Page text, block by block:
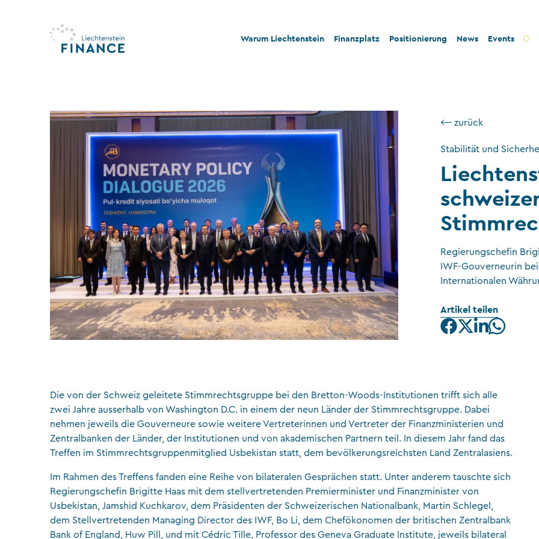
Warum Liechtenstein
Stabilität und Rechtssicherheit
Rechts- und Steuerkonformität
Nachhaltigkeit und Philanthropie
Stiftungswesen
Finanzplatz
Treuhandsektor
Vermögensverwaltung
Versicherungen
Gemeinnützige Stiftungen und Trusts
Wirtschaftsprüfung
VT-Dienstleistungen
Versicherungsvermittler
CFA Society Liechtenstein
Rechtsanwälte
Positionierung
Stabilität und Sicherheit
Konformität
Nachhaltigkeit
News Events
⟵ zurück
Stabilität und
Regierungschefin
IWF-Gouverneurin
Internationalen
Artikel teilen
Die von der Schweiz geleitete Stimmrechtsgruppe bei den Bretton-Woods-Institutionen trifft sich alle
zwei Jahre ausserhalb von Washington D.C. in einem der neun Länder der Stimmrechtsgruppe. Dabei
nehmen jeweils die Gouverneure sowie weitere Vertreterinnen und Vertreter der Finanzministerien und
Zentralbanken der Länder, der Institutionen und von akademischen Partnern teil. In diesem Jahr fand das
Treffen im Stimmrechtsgruppenmitglied Usbekistan statt, dem bevölkerungsreichsten Land Zentralasiens.
Im Rahmen des Treffens fanden eine Reihe von bilateralen Gesprächen statt. Unter anderem tauschte sich
Regierungschefin Brigitte Haas mit dem stellvertretenden Premierminister und Finanzminister von
Usbekistan, Jamshid Kuchkarov, dem Präsidenten der Schweizerischen Nationalbank, Martin Schlegel,
dem Stellvertretenden Managing Director des IWF, Bo Li, dem Chefökonomen der britischen Zentralbank
Bank of England, Huw Pill, und mit Cédric Tille, Professor des Geneva Graduate Institute, jeweils bilateral